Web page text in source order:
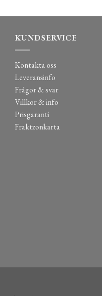
KUNDSERVICE
Kontakta oss
Leveransinfo
Frågor & svar
Villkor & info
Prisgaranti
Fraktzonkarta